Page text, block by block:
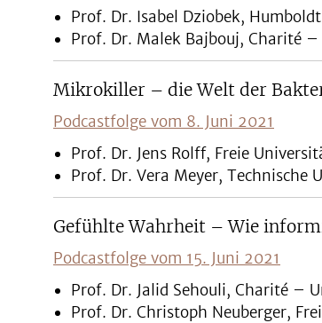
Prof. Dr. Isabel Dziobek,
Prof. Dr. Malek Bajbouj, Charité
Mikrokiller – die Welt der
Podcastfolge vom 8. Juni 2021
Prof. Dr. Jens Rolff, Freie
Prof. Dr. Vera Meyer, Technische
Gefühlte Wahrheit – Wie
Podcastfolge vom 15. Juni 2021
Prof. Dr. Jalid Sehouli, Charité –
Prof. Dr. Christoph Neuberger,